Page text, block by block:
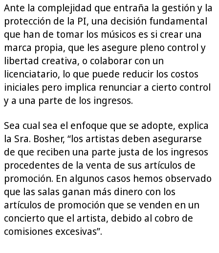
Ante la complejidad que entraña la gestión y la
protección de la PI, una decisión fundamental
que han de tomar los músicos es si crear una
marca propia, que les asegure pleno control y
libertad creativa, o colaborar con un
licenciatario, lo que puede reducir los costos
iniciales pero implica renunciar a cierto control
y a una parte de los ingresos.
Sea cual sea el enfoque que se adopte, explica
la Sra. Bosher, “los artistas deben asegurarse
de que reciben una parte justa de los ingresos
procedentes de la venta de sus artículos de
promoción. En algunos casos hemos observado
que las salas ganan más dinero con los
artículos de promoción que se venden en un
concierto que el artista, debido al cobro de
comisiones excesivas”.